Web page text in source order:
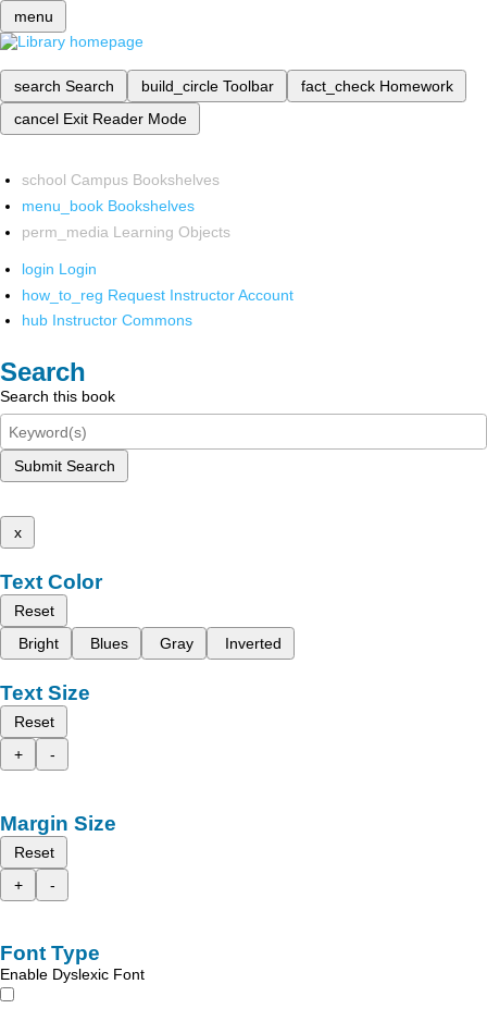
menu
search Search build_circle Toolbar fact_check Homework
cancel Exit Reader Mode
school Campus Bookshelves
menu_book Bookshelves
perm_media Learning Objects
login Login
how_to_reg Request Instructor Account
hub Instructor Commons
Search
Search this book
Submit Search
x
Text Color
Reset
Bright
Blues Gray Inverted
Text Size
Reset
+
-
Margin Size
Reset
+
-
Font Type
Enable Dyslexic Font